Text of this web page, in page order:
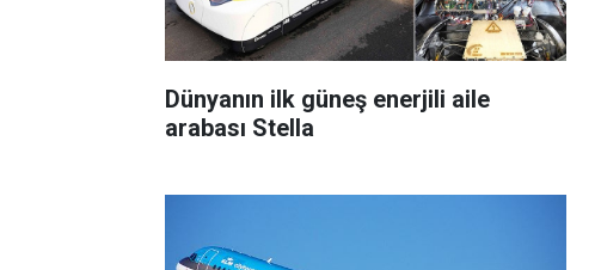
Dünyanın ilk güneş enerjili aile
arabası Stella